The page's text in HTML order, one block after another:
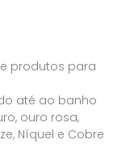
produtos para
até ao banho
ouro rosa,
Níquel e Cobre